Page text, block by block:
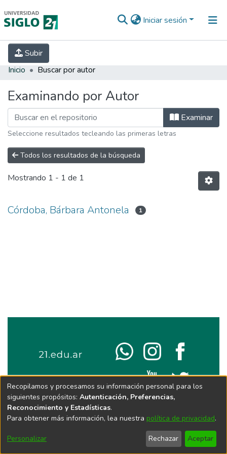
Iniciar sesión
Subir
INICIO EBOOK21
INVESTIGACIÓN
Inicio Buscar por autor
Examinando por Autor
Examinar
Seleccione resultados tecleando las primeras letras
Todos los resultados de la búsqueda
Mostrando 1 - 1 de 1
Córdoba, Bárbara Antonela 1
Recopilamos y procesamos su información personal para los
siguientes propósitos: Autenticación, Preferencias,
Reconocimiento y Estadísticas.
Para obtener más información, lea nuestra política de privacidad.
Personalizar Rechazar Aceptar